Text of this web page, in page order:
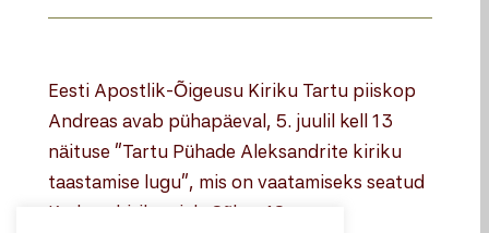
Eesti Apostlik-Õigeusu Kiriku Tartu piiskop
Andreas avab pühapäeval, 5. juulil kell 13
näituse “Tartu Pühade Aleksandrite kiriku
taastamise lugu”, mis on vaatamiseks seatud
Karlova kiriku aiale Sõbra 19a.